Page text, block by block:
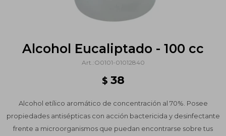
Alcohol Eucaliptado - 100 cc
O0101-01012840
$ 38
Alcohol etílico aromático de concentración al 70%. Posee
propiedades antisépticas con acción bactericida y desinfectante
frente a microorganismos que puedan encontrarse sobre tus